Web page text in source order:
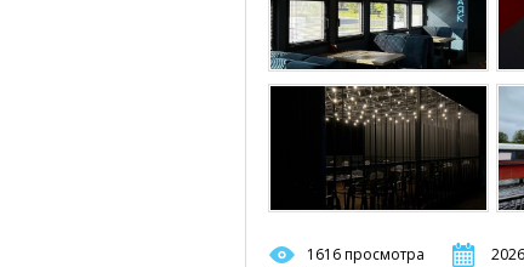
1616 просмотра